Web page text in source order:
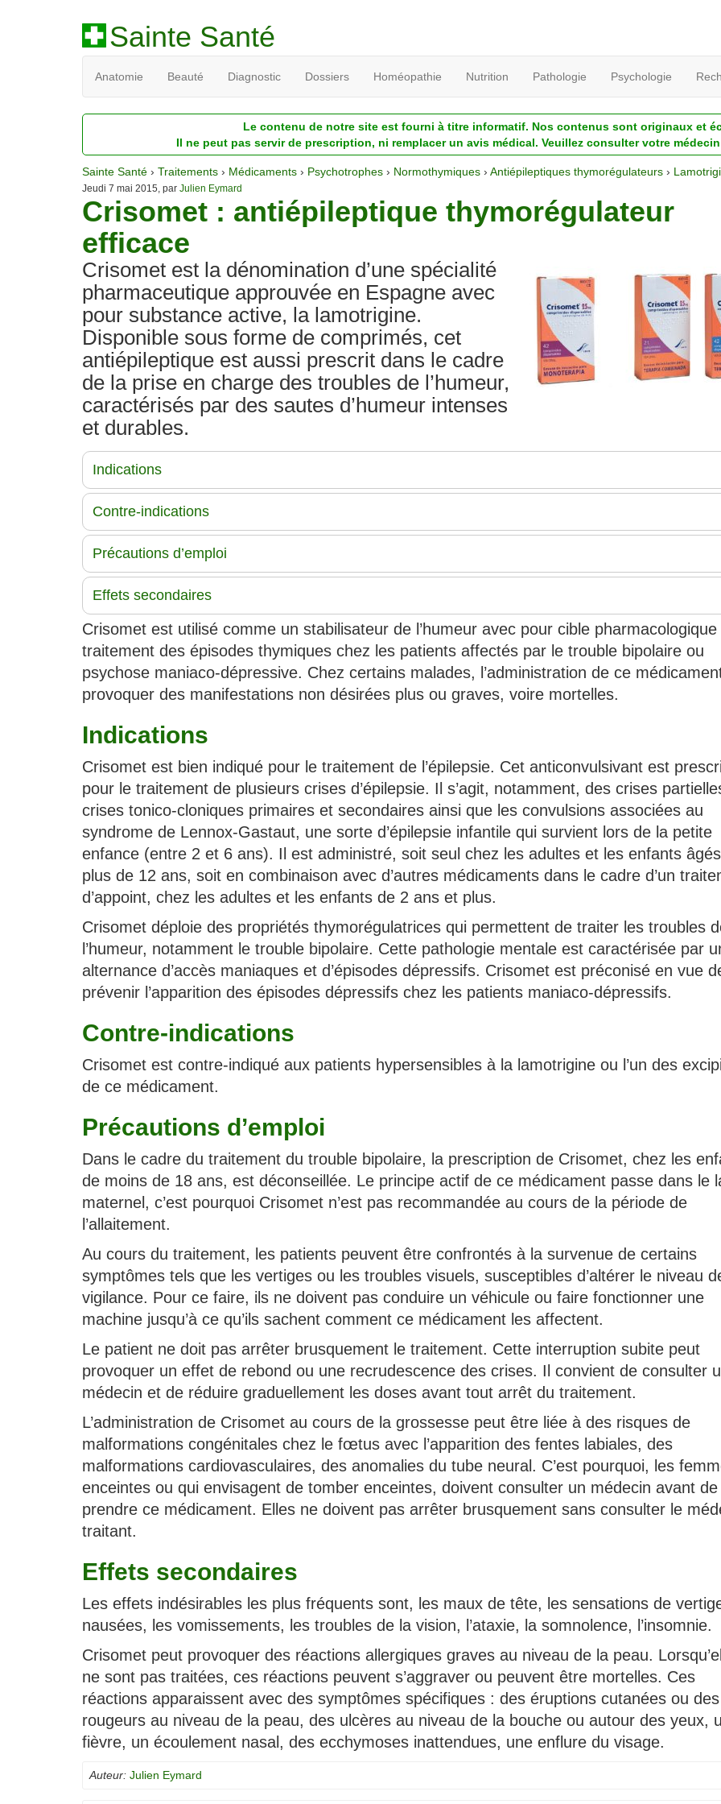
Sainte Santé
Anatomie Beauté Diagnostic Dossiers Homéopathie Nutrition Pathologie Psychologie
Le contenu de notre site est fourni à titre informatif. Nos contenus sont originaux et
Il ne peut pas servir de prescription, ni remplacer un avis médical. Veuillez consulter votre
Sainte Santé › Traitements › Médicaments › Psychotrophes › Normothymiques › Antiépileptiques thymorégulateurs ›
Jeudi 7 mai 2015, par Julien Eymard
Crisomet : antiépileptique thymorégulateur
efficace
Crisomet est la dénomination d’une spécialité
pharmaceutique approuvée en Espagne avec
pour substance active, la lamotrigine.
Disponible sous forme de comprimés, cet
antiépileptique est aussi prescrit dans le cadre
de la prise en charge des troubles de l’humeur,
caractérisés par des sautes d’humeur intenses
et durables.
Indications
Contre-indications
Précautions d’emploi
Effets secondaires
Crisomet est utilisé comme un stabilisateur de l’humeur avec pour cible pharmacologique
traitement des épisodes thymiques chez les patients affectés par le trouble bipolaire ou
psychose maniaco-dépressive. Chez certains malades, l’administration de ce
provoquer des manifestations non désirées plus ou graves, voire mortelles.
Indications
Crisomet est bien indiqué pour le traitement de l’épilepsie. Cet anticonvulsivant est
pour le traitement de plusieurs crises d’épilepsie. Il s’agit, notamment, des crises
crises tonico-cloniques primaires et secondaires ainsi que les convulsions associées au
syndrome de Lennox-Gastaut, une sorte d’épilepsie infantile qui survient lors de la petite
enfance (entre 2 et 6 ans). Il est administré, soit seul chez les adultes et les enfants
plus de 12 ans, soit en combinaison avec d’autres médicaments dans le cadre d’un
d’appoint, chez les adultes et les enfants de 2 ans et plus.
Crisomet déploie des propriétés thymorégulatrices qui permettent de traiter les troubles
l’humeur, notamment le trouble bipolaire. Cette pathologie mentale est caractérisée par
alternance d’accès maniaques et d’épisodes dépressifs. Crisomet est préconisé en vue
prévenir l’apparition des épisodes dépressifs chez les patients maniaco-dépressifs.
Contre-indications
Crisomet est contre-indiqué aux patients hypersensibles à la lamotrigine ou l’un des
de ce médicament.
Précautions d’emploi
Dans le cadre du traitement du trouble bipolaire, la prescription de Crisomet, chez les
de moins de 18 ans, est déconseillée. Le principe actif de ce médicament passe dans le
maternel, c’est pourquoi Crisomet n’est pas recommandée au cours de la période de
l’allaitement.
Au cours du traitement, les patients peuvent être confrontés à la survenue de certains
symptômes tels que les vertiges ou les troubles visuels, susceptibles d’altérer le niveau
vigilance. Pour ce faire, ils ne doivent pas conduire un véhicule ou faire fonctionner une
machine jusqu’à ce qu’ils sachent comment ce médicament les affectent.
Le patient ne doit pas arrêter brusquement le traitement. Cette interruption subite peut
provoquer un effet de rebond ou une recrudescence des crises. Il convient de consulter
médecin et de réduire graduellement les doses avant tout arrêt du traitement.
L’administration de Crisomet au cours de la grossesse peut être liée à des risques de
malformations congénitales chez le fœtus avec l’apparition des fentes labiales, des
malformations cardiovasculaires, des anomalies du tube neural. C’est pourquoi, les
enceintes ou qui envisagent de tomber enceintes, doivent consulter un médecin avant de
prendre ce médicament. Elles ne doivent pas arrêter brusquement sans consulter le
traitant.
Effets secondaires
Les effets indésirables les plus fréquents sont, les maux de tête, les sensations de
nausées, les vomissements, les troubles de la vision, l’ataxie, la somnolence, l’insomnie.
Crisomet peut provoquer des réactions allergiques graves au niveau de la peau.
ne sont pas traitées, ces réactions peuvent s’aggraver ou peuvent être mortelles. Ces
réactions apparaissent avec des symptômes spécifiques : des éruptions cutanées ou des
rougeurs au niveau de la peau, des ulcères au niveau de la bouche ou autour des yeux,
fièvre, un écoulement nasal, des ecchymoses inattendues, une enflure du visage.
Auteur: Julien Eymard